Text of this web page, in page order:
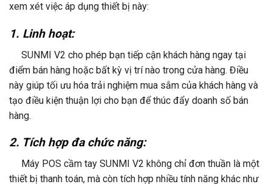
xem xét việc áp dụng thiết bị này:
1. Linh hoạt:
SUNMI V2 cho phép bạn tiếp cận khách hàng ngay tại
điểm bán hàng hoặc bất kỳ vị trí nào trong cửa hàng. Điều
này giúp tối ưu hóa trải nghiệm mua sắm của khách hàng và
tạo điều kiện thuận lợi cho bạn để thúc đẩy doanh số bán
hàng.
2. Tích hợp đa chức năng:
Máy POS cầm tay SUNMI V2 không chỉ đơn thuần là một
thiết bị thanh toán, mà còn tích hợp nhiều tính năng khác như